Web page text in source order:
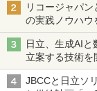
リコージャパ
の実践ノウハウ
日立、生成AI
立案する技術を
JBCCと日立ソ